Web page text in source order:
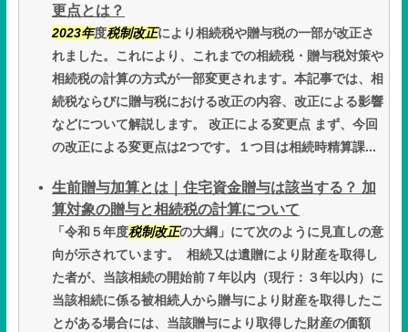
更点とは？
2023年度税制改正により相続税や贈与税の一部が改正さ
れました。これにより、これまでの相続税・贈与税対策や
相続税の計算の方式が一部変更されます。本記事では、相
続税ならびに贈与税における改正の内容、改正による影響
などについて解説します。 改正による変更点 まず、今回
の改正による変更点は2つです。１つ目は相続時精算課...
生前贈与加算とは｜住宅資金贈与は該当する？ 加
算対象の贈与と相続税の計算について
「令和５年度税制改正の大綱」にて次のように見直しの意
向が示されています。 相続又は遺贈により財産を取得し
た者が、当該相続の開始前７年以内（現行：３年以内）に
当該相続に係る被相続人から贈与により財産を取得したこ
とがある場合には、当該贈与により取得した財産の価額